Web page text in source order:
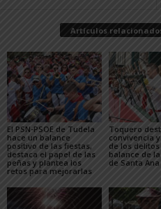
Artículos
El PSN-PSOE de Tudela
hace un balance
positivo de las fiestas,
destaca el papel de las
peñas y plantea los
retos para mejorarlas
Toquero
convivencia
de los delitos
balance de
de Santa Ana